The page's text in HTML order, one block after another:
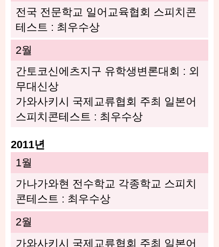
전국 전문학교 일어교육협회 스피치콘
테스트 : 최우수상
2월
간토코신에츠지구 유학생변론대회 : 외
무대신상
가와사키시 국제교류협회 주최 일본어
스피치콘테스트 : 최우수상
2011년
1월
가나가와현 전수학교 각종학교 스피치
콘테스트 : 최우수상
2월
가와사키시 국제교류협회 주최 일본어